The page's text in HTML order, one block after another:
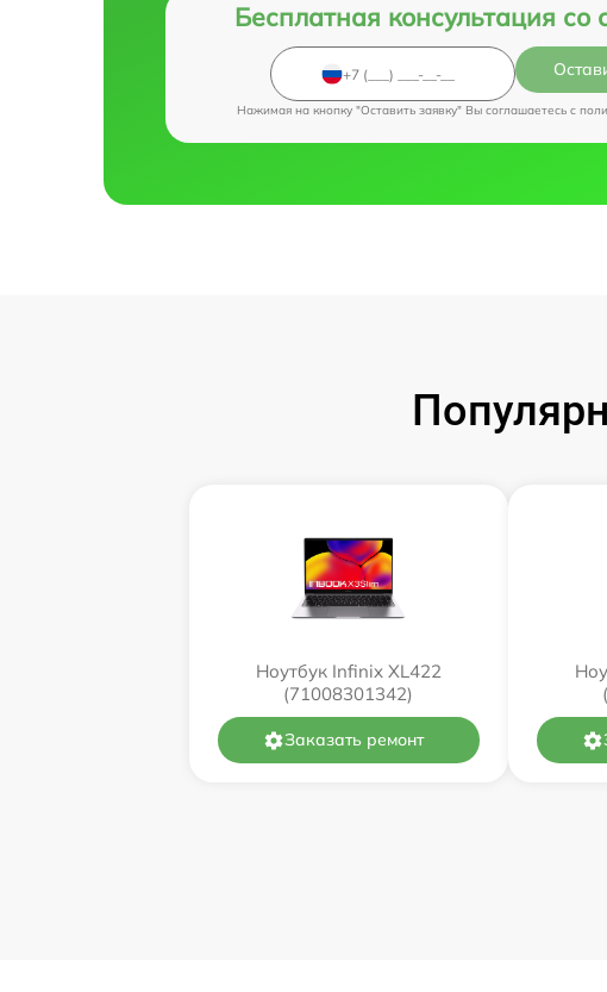
Бесплатная консультация со
Нажимая на кнопку "Оставить заявку" Вы соглашаетесь c
Ноутбук Infinix XL422
(71008301342)
Заказать ремонт